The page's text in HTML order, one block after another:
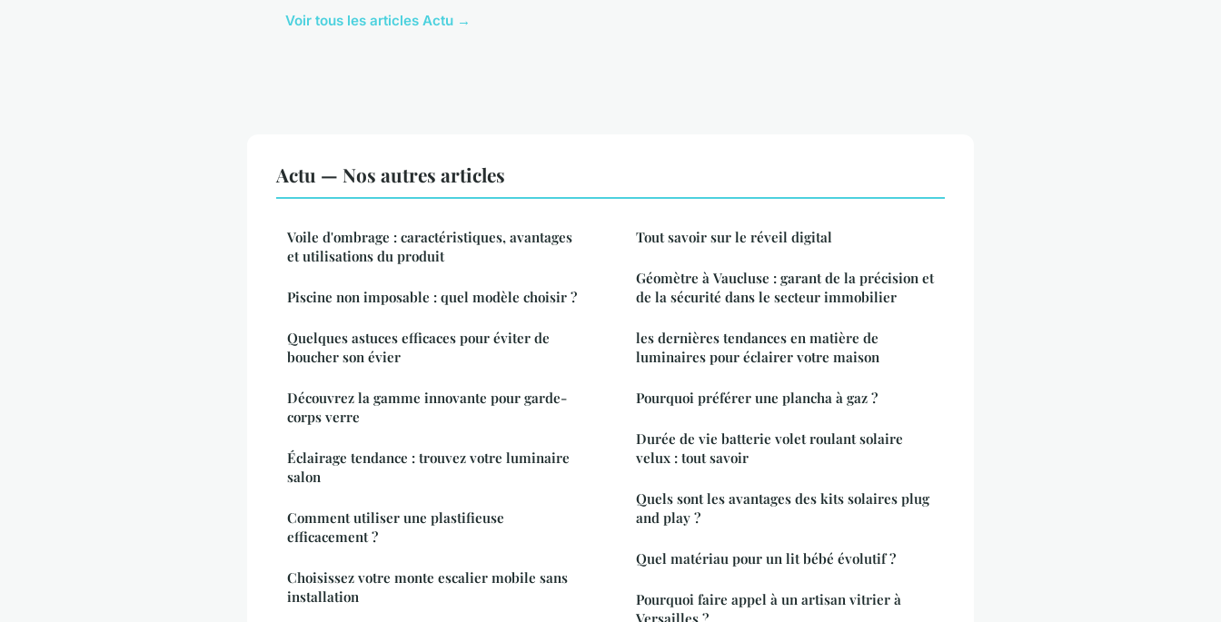
Voir tous les articles Actu →
Actu — Nos autres articles
Voile d'ombrage : caractéristiques, avantages
et utilisations du produit
Piscine non imposable : quel modèle choisir ?
Quelques astuces efficaces pour éviter de
boucher son évier
Découvrez la gamme innovante pour garde-
corps verre
Éclairage tendance : trouvez votre luminaire
salon
Comment utiliser une plastifieuse
efficacement ?
Choisissez votre monte escalier mobile sans
installation
Tout savoir sur le réveil digital
Géomètre à Vaucluse : garant de la précision et
de la sécurité dans le secteur immobilier
les dernières tendances en matière de
luminaires pour éclairer votre maison
Pourquoi préférer une plancha à gaz ?
Durée de vie batterie volet roulant solaire
velux : tout savoir
Quels sont les avantages des kits solaires plug
and play ?
Quel matériau pour un lit bébé évolutif ?
Pourquoi faire appel à un artisan vitrier à